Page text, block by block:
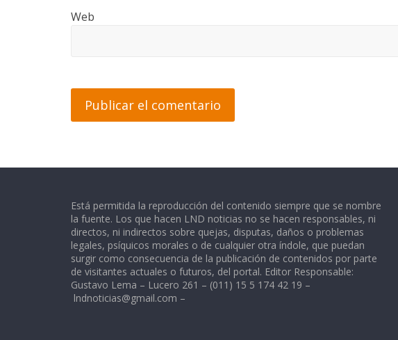
Web
Está permitida la reproducción del contenido siempre que se nombre
la fuente. Los que hacen LND noticias no se hacen responsables, ni
directos, ni indirectos sobre quejas, disputas, daños o problemas
legales, psíquicos morales o de cualquier otra índole, que puedan
surgir como consecuencia de la publicación de contenidos por parte
de visitantes actuales o futuros, del portal. Editor Responsable:
Gustavo Lema – Lucero 261 – (011) 15 5 174 42 19 –
lndnoticias@gmail.com –